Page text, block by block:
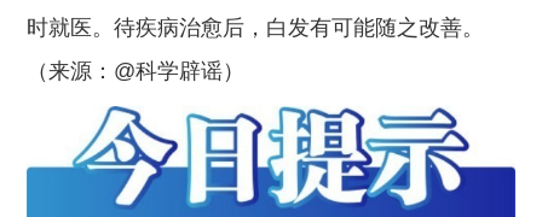
时就医。待疾病治愈后，白发有可能随之改善。
（来源：@科学辟谣）